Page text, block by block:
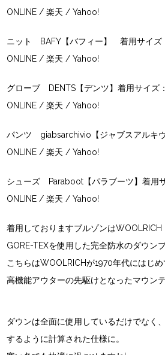
ONLINE /楽天 /Yahoo!
ニット BAFY【バフィー】 着用サイズ
ONLINE /楽天 /Yahoo!
グローブ DENTS【デンツ】着用サイズ
ONLINE /楽天 /Yahoo!
パンツ giabsarchivio【ジャブスアルキ
ONLINE /楽天 /Yahoo!
シューズ Paraboot【パラブーツ】着用
ONLINE /楽天 /Yahoo!
着用しておりますブルゾンはWOOLRICH
GORE-TEXを使用した完全防水のダウン
こちらはWOOLRICHが1970年代にはじめ
高機能アウターの先駆けとなったマウン
ダウンは全面に使用しているだけでなく
するように計算された仕様に。